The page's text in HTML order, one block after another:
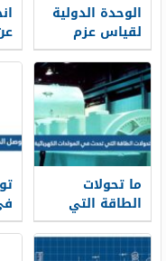
الوحدة الدولية
لقياس عزم
القوة هي
ما تحولات
الطاقة التي
تحدث في
المولدات